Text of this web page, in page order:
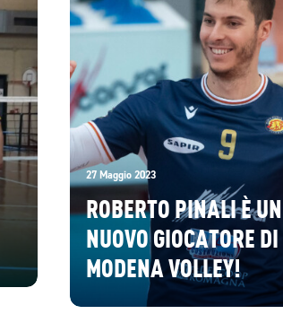
27 Maggio 2023
ROBERTO PINALI È UN
NUOVO GIOCATORE DI
MODENA VOLLEY!